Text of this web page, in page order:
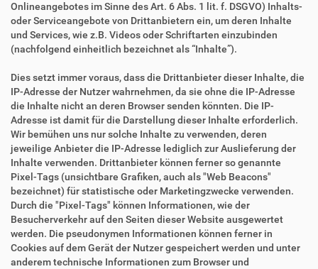
Onlineangebotes im Sinne des Art. 6 Abs. 1 lit. f. DSGVO) Inhalts-
oder Serviceangebote von Drittanbietern ein, um deren Inhalte
und Services, wie z.B. Videos oder Schriftarten einzubinden
(nachfolgend einheitlich bezeichnet als “Inhalte”).
Dies setzt immer voraus, dass die Drittanbieter dieser Inhalte, die
IP-Adresse der Nutzer wahrnehmen, da sie ohne die IP-Adresse
die Inhalte nicht an deren Browser senden könnten. Die IP-
Adresse ist damit für die Darstellung dieser Inhalte erforderlich.
Wir bemühen uns nur solche Inhalte zu verwenden, deren
jeweilige Anbieter die IP-Adresse lediglich zur Auslieferung der
Inhalte verwenden. Drittanbieter können ferner so genannte
Pixel-Tags (unsichtbare Grafiken, auch als "Web Beacons"
bezeichnet) für statistische oder Marketingzwecke verwenden.
Durch die "Pixel-Tags" können Informationen, wie der
Besucherverkehr auf den Seiten dieser Website ausgewertet
werden. Die pseudonymen Informationen können ferner in
Cookies auf dem Gerät der Nutzer gespeichert werden und unter
anderem technische Informationen zum Browser und